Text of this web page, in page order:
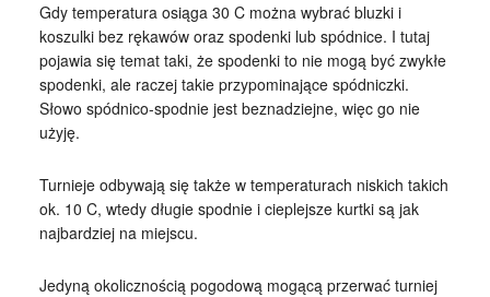
Gdy temperatura osiąga 30 C można wybrać bluzki i
koszulki bez rękawów oraz spodenki lub spódnice. I tutaj
pojawia się temat taki, że spodenki to nie mogą być zwykłe
spodenki, ale raczej takie przypominające spódniczki.
Słowo spódnico-spodnie jest beznadziejne, więc go nie
użyję.
Turnieje odbywają się także w temperaturach niskich takich
ok. 10 C, wtedy długie spodnie i cieplejsze kurtki są jak
najbardziej na miejscu.
Jedyną okolicznością pogodową mogącą przerwać turniej